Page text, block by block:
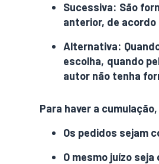
Sucessiva: São
anterior, de acordo
Alternativa:
escolha, quando
autor não tenha
Para haver a
Os pedidos sejam
O mesmo juízo